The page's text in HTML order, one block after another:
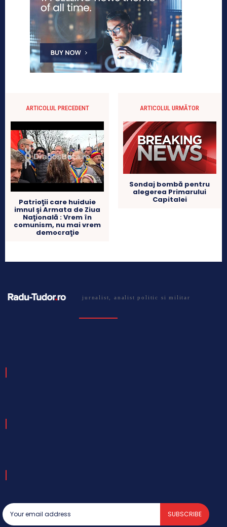
ARTICOLUL PRECEDENT
Patrioţii care huiduie
imnul şi Armata de Ziua
Naţională : Vrem în
comunism, nu mai vrem
democraţie
ARTICOLUL URMĂTOR
Sondaj bombă pentru
alegerea Primarului
Capitalei
jurnalist, analist politic si militar
SUBSCRIBE